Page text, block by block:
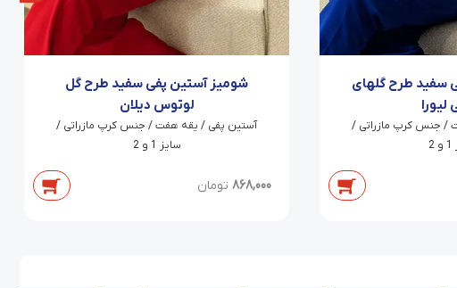
سفید طرح گلهای
لیورا
/ جنس کرپ مازراتی /
شومیز آستین پفی سفید طرح گل
لوتوس دیلان
آستین پفی / یقه هفت / جنس کرپ مازراتی /
سایز 1 و 2
868,000 تومان